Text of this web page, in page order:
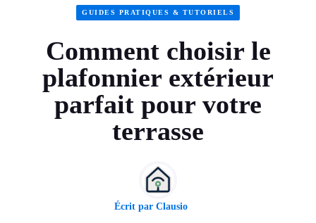
GUIDES PRATIQUES & TUTORIELS
Comment choisir le
plafonnier extérieur
parfait pour votre
terrasse
Écrit par Clausio